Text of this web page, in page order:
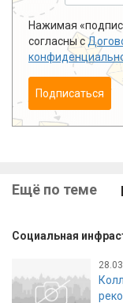
Нажимая
согласны с
Подписаться
Ещё по теме
Социальная